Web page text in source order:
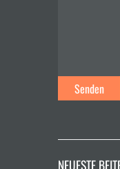
NEUESTE